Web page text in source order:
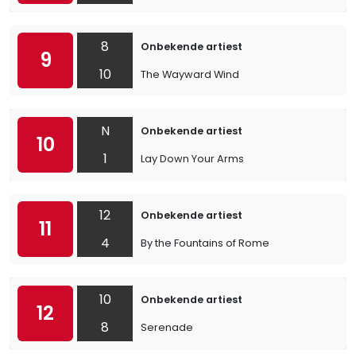
9
8
10
Onbekende artiest
The Wayward Wind
10
N
1
Onbekende artiest
Lay Down Your Arms
11
12
4
Onbekende artiest
By the Fountains of Rome
12
10
8
Onbekende artiest
Serenade